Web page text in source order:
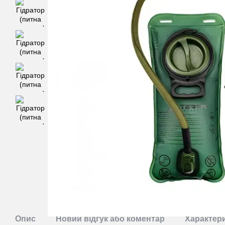
Опис Новий відгук або коментар